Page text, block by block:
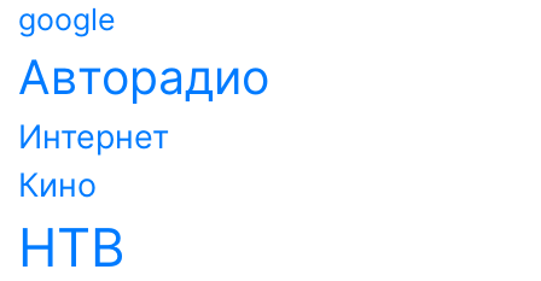
google
Авторадио
Интернет
Кино
НТВ